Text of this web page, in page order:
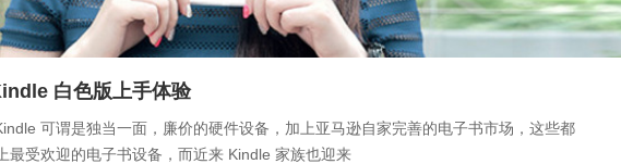
白色版上手体验
可谓是独当一面，廉价的硬件设备，加上亚马逊自家完善的电子书市场，这些都
最受欢迎的电子书设备，而近来 Kindle 家族也迎来